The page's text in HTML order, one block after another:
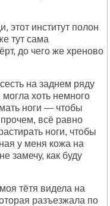
этот институт полон
тут сама
до чего же хреново
на заднем ряду
хоть немного
ноги — чтобы
всё равно
ноги, чтобы
у меня кожа на
замечу, как буду
тётя видела на
разъезжала по